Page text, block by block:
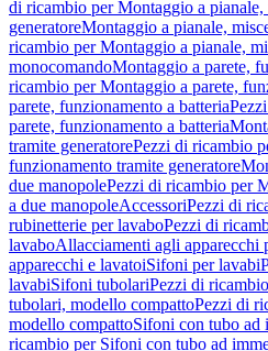
di ricambio per Montaggio a
generatoreMontaggio a pianale,
ricambio per Montaggio a pianale,
monocomandoMontaggio a parete,
ricambio per Montaggio a parete,
parete, funzionamento a batteria
parete, funzionamento a batteria
tramite generatorePezzi di ricambio
funzionamento tramite generatore
due manopolePezzi di ricambio per
a due manopoleAccessoriPezzi di
rubinetterie per lavaboPezzi di
lavaboAllacciamenti agli apparecchi
apparecchi e lavatoiSifoni per lavabi
lavabiSifoni tubolariPezzi di
tubolari, modello compattoPezzi di
modello compattoSifoni con tubo ad
ricambio per Sifoni con tubo ad